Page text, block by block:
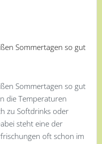
Sommertagen so gut
Sommertagen so gut
die Temperaturen
zu Softdrinks oder
steht eine der
oft schon im